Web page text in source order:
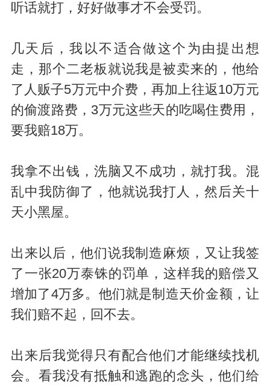
听话就打，好好做事才不会受罚。
几天后，我以不适合做这个为由提出想
走，那个二老板就说我是被卖来的，他给
了人贩子5万元中介费，再加上往返10万元
的偷渡路费，3万元这些天的吃喝住费用，
要我赔18万。
我拿不出钱，洗脑又不成功，就打我。混
乱中我防御了，他就说我打人，然后关十
天小黑屋。
出来以后，他们说我制造麻烦，又让我签
了一张20万泰铢的罚单，这样我的赔偿又
增加了4万多。他们就是制造天价金额，让
我们赔不起，回不去。
出来后我觉得只有配合他们才能继续找机
会。看我没有抵触和逃跑的念头，他们给